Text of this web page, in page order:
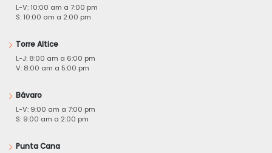
L-V: 10:00 am a 7:00 pm
S: 10:00 am a 2:00 pm
Torre Altice
L-J: 8:00 am a 6:00 pm
V: 8:00 am a 5:00 pm
Bávaro
L-V: 9:00 am a 7:00 pm
S: 9:00 am a 2:00 pm
Punta Cana